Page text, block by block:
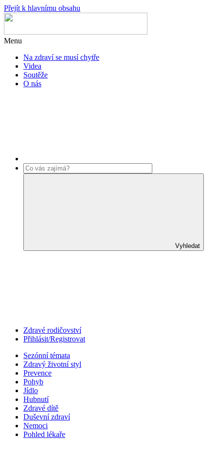
Přejít k hlavnímu obsahu
Menu
Na zdraví se musí chytře
Videa
Soutěže
O nás
Vyhledat
Zdravé rodičovství
Přihlásit/Registrovat
Sezónní témata
Zdravý životní styl
Prevence
Pohyb
Jídlo
Hubnutí
Zdravé dítě
Duševní zdraví
Nemoci
Pohled lékaře